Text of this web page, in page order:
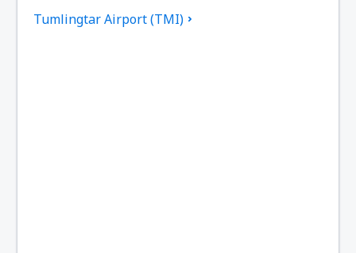
Tumlingtar Airport (TMI)